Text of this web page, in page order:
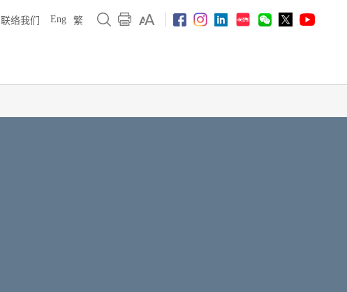
联络我们 Eng 繁